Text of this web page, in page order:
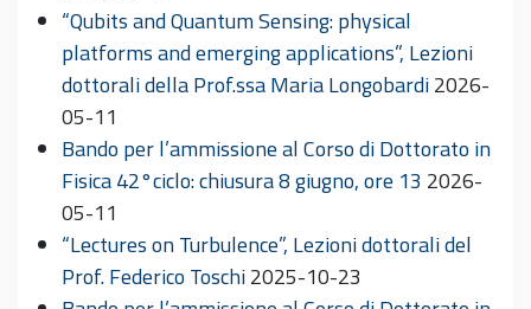
“Qubits and Quantum Sensing: physical
platforms and emerging applications”, Lezioni
dottorali della Prof.ssa Maria Longobardi2026-
05-11
Bando per l’ammissione al Corso di Dottorato in
Fisica 42°ciclo: chiusura 8 giugno, ore 13 2026-
05-11
“Lectures on Turbulence”, Lezioni dottorali del
Prof. Federico Toschi2025-10-23